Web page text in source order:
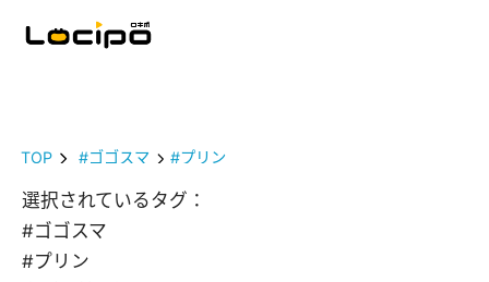
TOP #ゴゴスマ #プリン
選択されているタグ：
#ゴゴスマ
#プリン